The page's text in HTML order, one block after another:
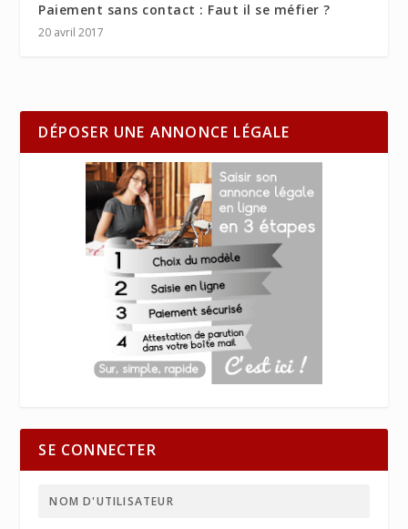
Paiement sans contact : Faut il se méfier ?
20 avril 2017
DÉPOSER UNE ANNONCE LÉGALE
SE CONNECTER